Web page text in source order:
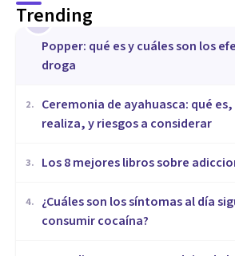
Trending
1
Popper: qué es y cuáles son los
droga
2.
Ceremonia de ayahuasca: qué
realiza, y riesgos a considerar
3. Los 8 mejores libros sobre
4.
¿Cuáles son los síntomas al día
consumir cocaína?